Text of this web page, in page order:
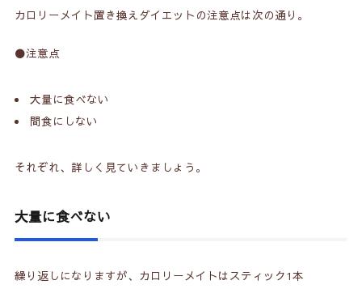
カロリーメイト置き換えダイエットの注意点は次の通り。
⚫️注意点
大量に食べない
間食にしない
それぞれ、詳しく見ていきましょう。
大量に食べない
繰り返しになりますが、カロリーメイトはスティック1本